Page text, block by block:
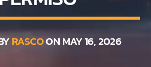
RASCOON MAY 16, 2026